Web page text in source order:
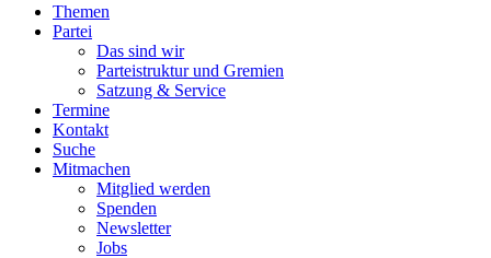
Themen
Partei
Das sind wir
Parteistruktur und Gremien
Satzung & Service
Termine
Kontakt
Suche
Mitmachen
Mitglied werden
Spenden
Newsletter
Jobs